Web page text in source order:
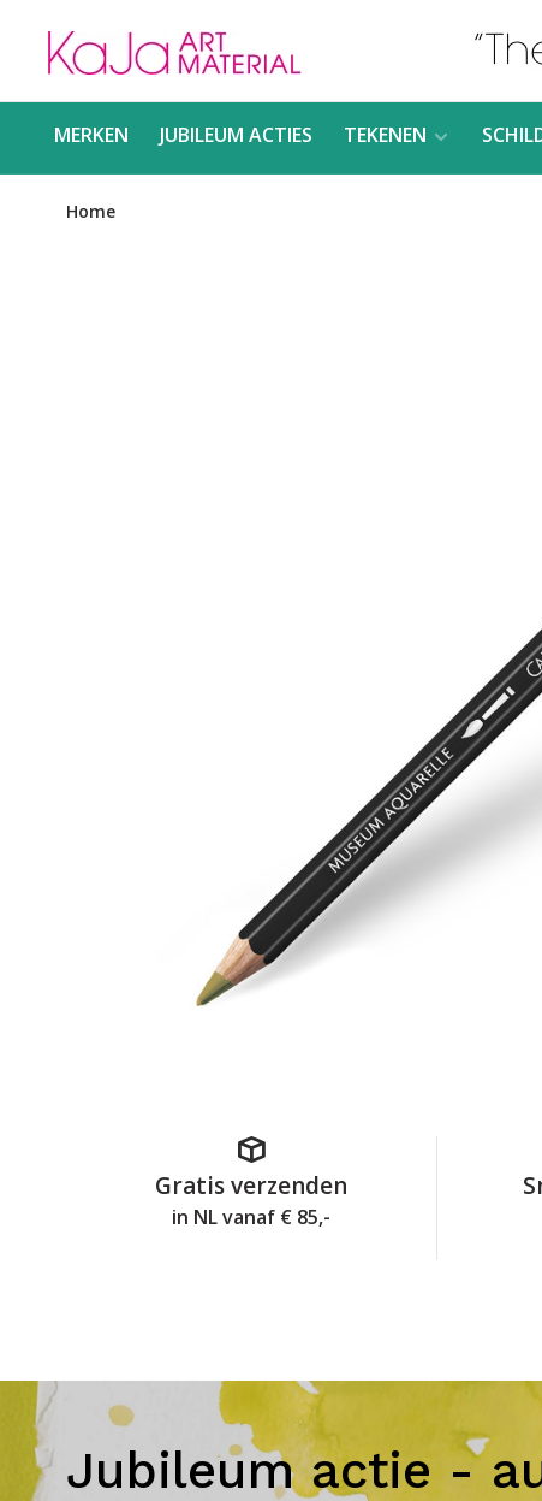
MERKEN JUBILEUM ACTIES TEKENEN
Home
Gratis verzenden
in NL vanaf € 85,-
Jubileum actie -